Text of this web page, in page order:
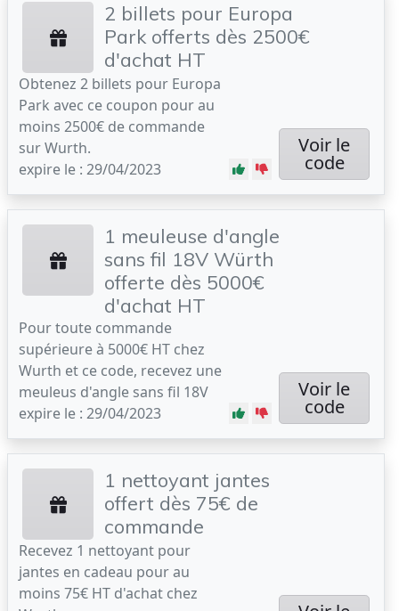
2 billets pour Europa
Park offerts dès 2500€
d'achat HT
Obtenez 2 billets pour Europa
Park avec ce coupon pour au
moins 2500€ de commande
sur Wurth.
expire le : 29/04/2023
Voir le
code
1 meuleuse d'angle
sans fil 18V Würth
offerte dès 5000€
d'achat HT
Pour toute commande
supérieure à 5000€ HT chez
Wurth et ce code, recevez une
meuleus d'angle sans fil 18V
expire le : 29/04/2023
Voir le
code
1 nettoyant jantes
offert dès 75€ de
commande
Recevez 1 nettoyant pour
jantes en cadeau pour au
moins 75€ HT d'achat chez